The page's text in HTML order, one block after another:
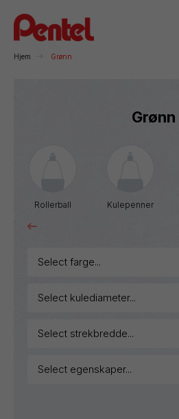
Hjem Grønn
Grønn
Rollerball Kulepenner
select farge...
select kulediameter...
select strekbredde...
select egenskaper...